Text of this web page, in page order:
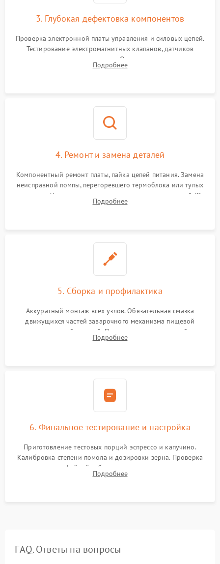
3. Глубокая дефектовка компонентов
Проверка электронной платы управления и силовых цепей.
Тестирование электромагнитных клапанов, датчиков
температуры и расходомера. Оценка степени износа
жерновов кофемолки, уплотнительных колец гидросистемы
Подробнее
4. Ремонт и замена деталей
Компонентный ремонт платы, пайка цепей питания. Замена
неисправной помпы, перегоревшего термоблока или тупых
жерновов. Установка новых силиконовых уплотнителей (O-
ring) и тефлоновых трубок для надежного устранения
Подробнее
5. Сборка и профилактика
Аккуратный монтаж всех узлов. Обязательная смазка
движущихся частей заварочного механизма пищевой
силиконовой смазкой. Проведение программной
декальцинации и очистки системы от кофейных масел.
Подробнее
6. Финальное тестирование и настройка
Приготовление тестовых порций эспрессо и капучино.
Калибровка степени помола и дозировки зерна. Проверка
плотности кофейной таблетки, температуры напитка и
качества молочной пены. Контроль отсутствия посторонних
Подробнее
FAQ. Ответы на вопросы